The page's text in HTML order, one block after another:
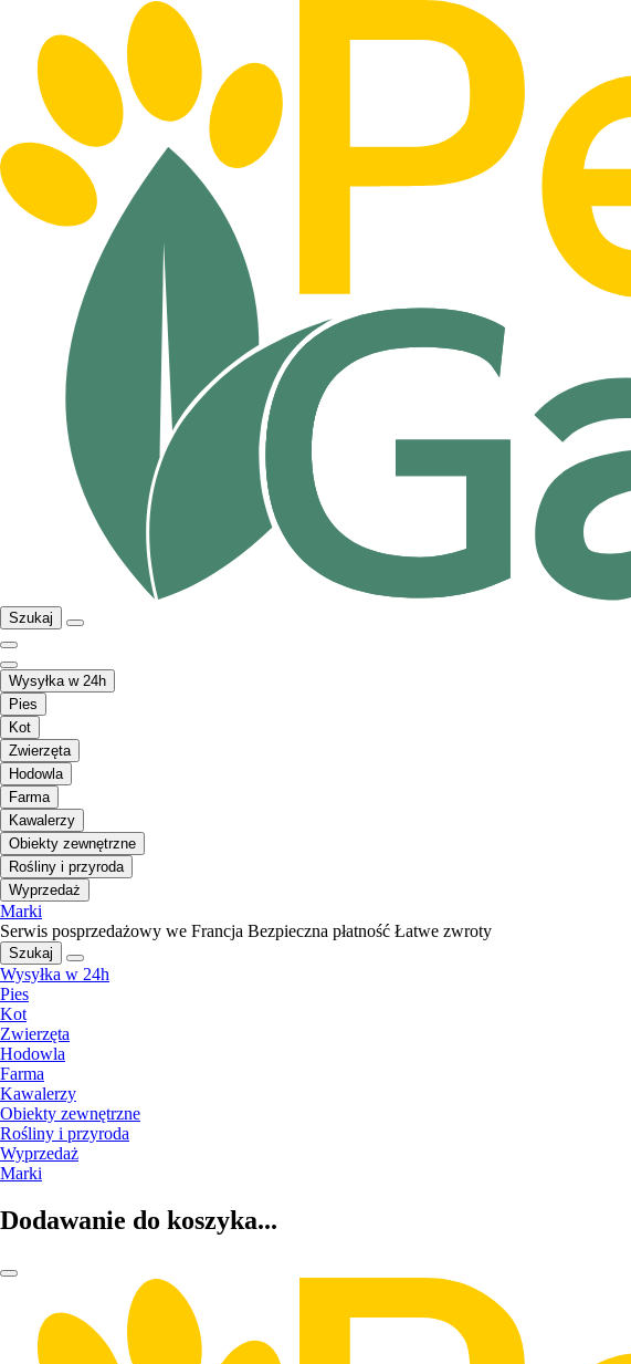
Szukaj
Wysyłka w 24h
Pies
Kot
Zwierzęta
Hodowla
Farma
Kawalerzy
Obiekty zewnętrzne
Rośliny i przyroda
Wyprzedaż
Marki
Serwis posprzedażowy we Francja Bezpieczna płatność Łatwe zwroty
Szukaj
Wysyłka w 24h
Pies
Kot
Zwierzęta
Hodowla
Farma
Kawalerzy
Obiekty zewnętrzne
Rośliny i przyroda
Wyprzedaż
Marki
Dodawanie do koszyka...